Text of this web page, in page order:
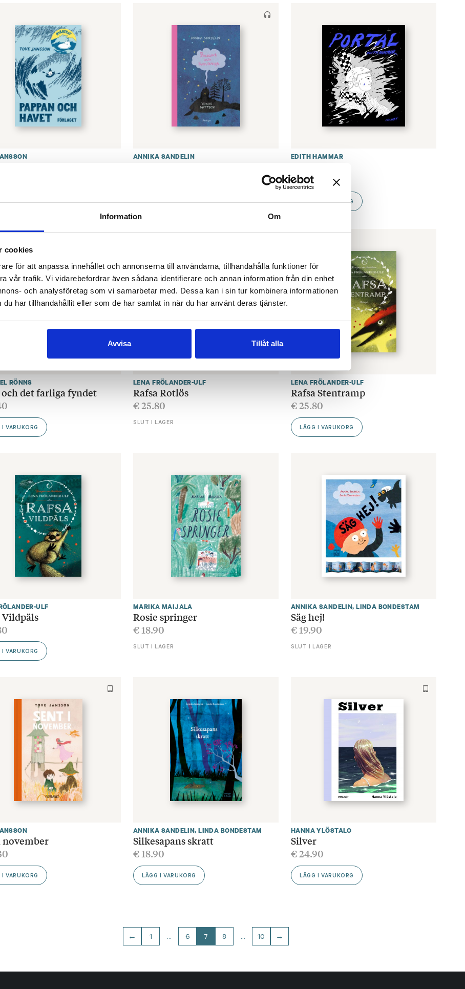
Information Om
cookies
för att anpassa innehållet och annonserna till användarna, tillhandahålla funktioner för
vår trafik. Vi vidarebefordrar även sådana identifierare och annan information från din enhet
och analysföretag som vi samarbetar med. Dessa kan i sin tur kombinera informationen
du har tillhandahållit eller som de har samlat in när du har använt deras tjänster.
Avvisa Tillåt alla
ANNIKA SANDELIN EDITH HAMMAR
€31.80
LÄGG I VARUKORG
RÖNNS
det farliga fyndet
I VARUKORG
LENA FRÖLANDER-ULF
Rafsa Rotlös
€25.80
SLUT I LAGER
LENA FRÖLANDER-ULF
Rafsa Stentramp
€25.80
LÄGG I VARUKORG
ULF
Vildpäls
I VARUKORG
MARIKA MAIJALA
Rosie springer
€18.90
SLUT I LAGER
ANNIKA SANDELIN,LINDA BONDESTAM
Säg hej!
€19.90
SLUT I LAGER
november
I VARUKORG
ANNIKA SANDELIN,LINDA BONDESTAM
Silkesapans skratt
€18.90
LÄGG I VARUKORG
HANNA YLÖSTALO
Silver
€24.90
LÄGG I VARUKORG
← 1 … 6 7 8 … 10 →